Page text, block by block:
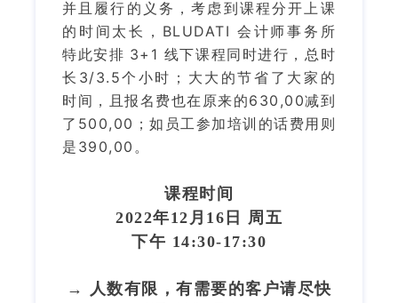
并且履行的义务，考虑到课程分开上课
的时间太长， BLUDATI 会计师事务所
特此安排 3+1 线下课程同时进行，总时
长 3/3.5个小时；大大的节省了大家的
时间，且报名费也在原来的630,00减到
了 500,00 ；如员工参加培训的话费用则
是 390,00 。
课程时间
2022年12月16日 周五
下午 14:30-17:30
→ 人数有限，有需要的客户请尽快